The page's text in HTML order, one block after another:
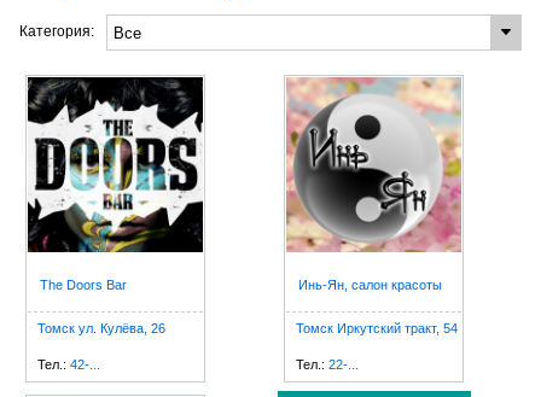
Категория:
The Doors Bar
Томск ул. Кулёва, 26
Тел.: 42-...
Инь-Ян, салон красоты
Томск Иркутский тракт, 54
Тел.: 22-...